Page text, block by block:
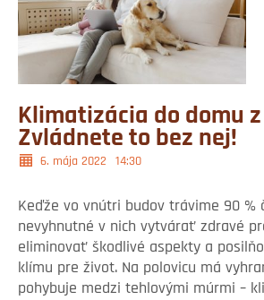
Klimatizácia do domu
Zvládnete to bez nej!
6. mája 2022 14:30
Keďže vo vnútri budov trávime 90 %
nevyhnutné v nich vytvárať zdravé
eliminovať škodlivé aspekty a
klímu pre život. Na polovicu má
pohybuje medzi tehlovými múrmi –